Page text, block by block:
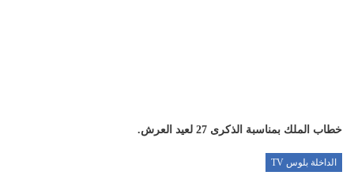
خطاب الملك بمناسبة الذكرى 27 لعيد العرش.
الداخلة بلوس TV